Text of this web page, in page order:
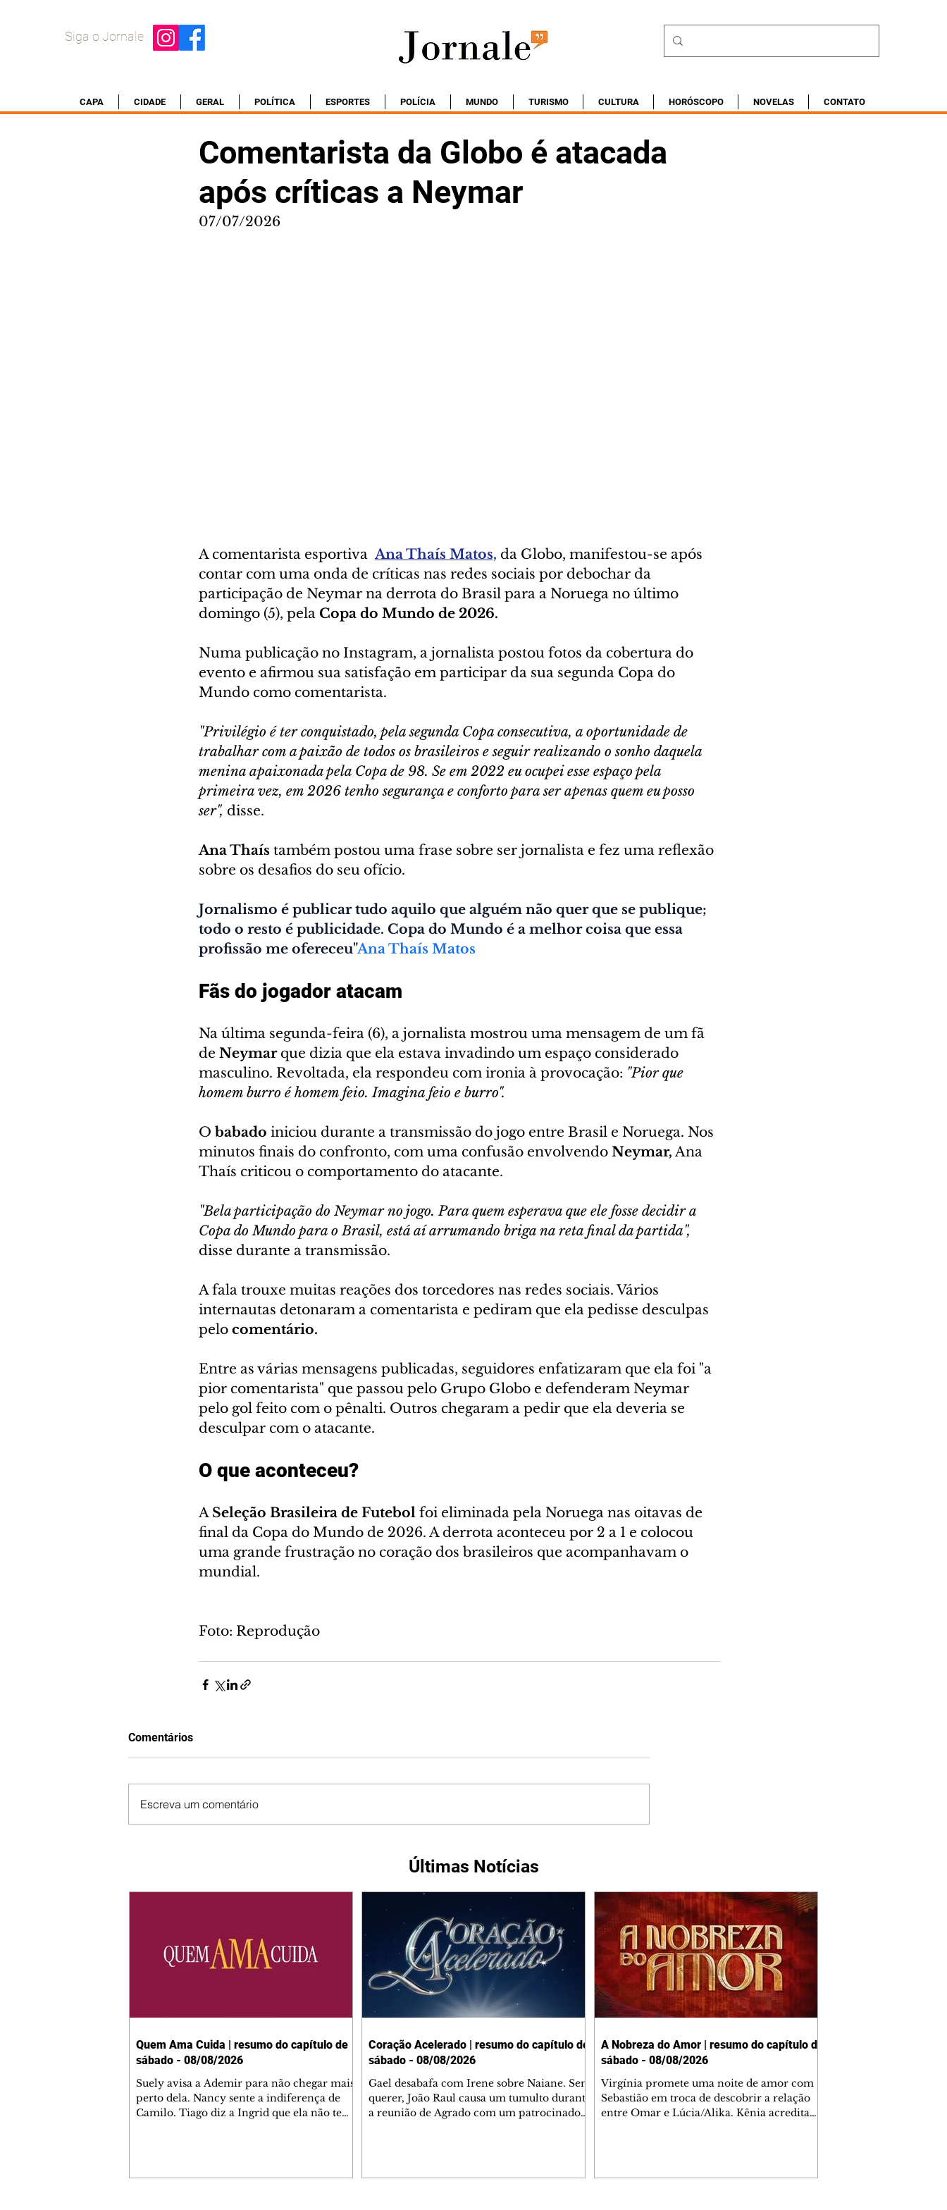
Siga o Jornale
CAPA CIDADE GERAL POLÍTICA ESPORTES POLÍCIA MUNDO TURISMO CULTURA HORÓSCOPO NOVELAS CONTATO
Comentarista da Globo é atacada
após críticas a Neymar
07/07/2026
A comentarista esportiva Ana Thaís Matos, da Globo, manifestou-se após
contar com uma onda de críticas nas redes sociais por debochar da
participação de Neymar na derrota do Brasil para a Noruega no último
domingo (5), pela Copa do Mundo de 2026.
Numa publicação no Instagram, a jornalista postou fotos da cobertura do
evento e afirmou sua satisfação em participar da sua segunda Copa do
Mundo como comentarista.
"Privilégio é ter conquistado, pela segunda Copa consecutiva, a oportunidade de
trabalhar com a paixão de todos os brasileiros e seguir realizando o sonho daquela
menina apaixonada pela Copa de 98. Se em 2022 eu ocupei esse espaço pela
primeira vez, em 2026 tenho segurança e conforto para ser apenas quem eu posso
ser", disse.
Ana Thaís também postou uma frase sobre ser jornalista e fez uma reflexão
sobre os desafios do seu ofício.
Jornalismo é publicar tudo aquilo que alguém não quer que se publique;
todo o resto é publicidade. Copa do Mundo é a melhor coisa que essa
profissão me ofereceu"Ana Thaís Matos
Fãs do jogador atacam
Na última segunda-feira (6), a jornalista mostrou uma mensagem de um fã
de Neymar que dizia que ela estava invadindo um espaço considerado
masculino. Revoltada, ela respondeu com ironia à provocação: "Pior que
homem burro é homem feio. Imagina feio e burro".
O babado iniciou durante a transmissão do jogo entre Brasil e Noruega. Nos
minutos finais do confronto, com uma confusão envolvendo Neymar, Ana
Thaís criticou o comportamento do atacante.
"Bela participação do Neymar no jogo. Para quem esperava que ele fosse decidir a
Copa do Mundo para o Brasil, está aí arrumando briga na reta final da partida",
disse durante a transmissão.
A fala trouxe muitas reações dos torcedores nas redes sociais. Vários
internautas detonaram a comentarista e pediram que ela pedisse desculpas
pelo comentário.
Entre as várias mensagens publicadas, seguidores enfatizaram que ela foi "a
pior comentarista" que passou pelo Grupo Globo e defenderam Neymar
pelo gol feito com o pênalti. Outros chegaram a pedir que ela deveria se
desculpar com o atacante.
O que aconteceu?
A Seleção Brasileira de Futebol foi eliminada pela Noruega nas oitavas de
final da Copa do Mundo de 2026. A derrota aconteceu por 2 a 1 e colocou
uma grande frustração no coração dos brasileiros que acompanhavam o
mundial.
Foto: Reprodução
Comentários
Escreva um comentário
Últimas Notícias
Quem Ama Cuida | resumo do capítulo de
sábado - 08/08/2026
Suely avisa a Ademir para não chegar mais
perto dela. Nancy sente a indiferença de
Camilo. Tiago diz a Ingrid que ela não tem
Coração Acelerado | resumo do capítulo de
sábado - 08/08/2026
Gael desabafa com Irene sobre Naiane. Sem
querer, João Raul causa um tumulto durante
a reunião de Agrado com um patrocinador.
A Nobreza do Amor | resumo do capítulo de
sábado - 08/08/2026
Virgínia promete uma noite de amor com
Sebastião em troca de descobrir a relação
entre Omar e Lúcia/Alika. Kênia acredita